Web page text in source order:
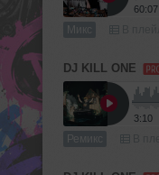
60:07
Микс
DJ KILL ONE
3:10
Ремикс